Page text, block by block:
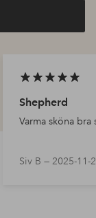
Shepherd
Varma sköna bra
Siv B — 2025-11-